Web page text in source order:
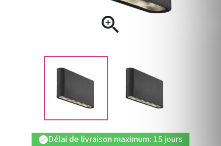

check Délai de livraison maximum: 15 jours